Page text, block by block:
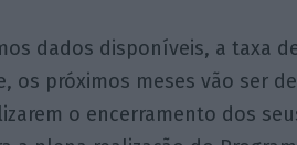
dados disponíveis, a taxa
os próximos meses vão ser
o encerramento dos